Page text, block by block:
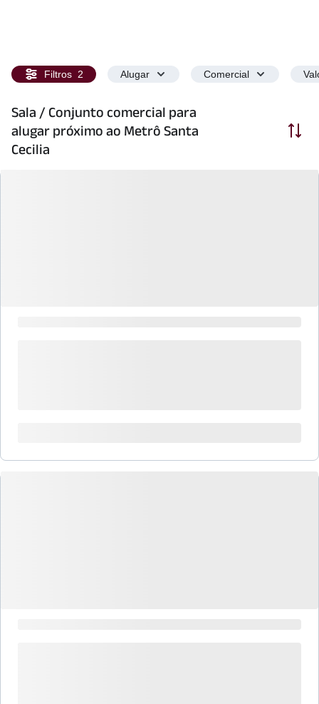
Filtros 2 Alugar Comercial
Sala / Conjunto comercial para
alugar próximo ao Metrô Santa
Cecilia
Ordenar